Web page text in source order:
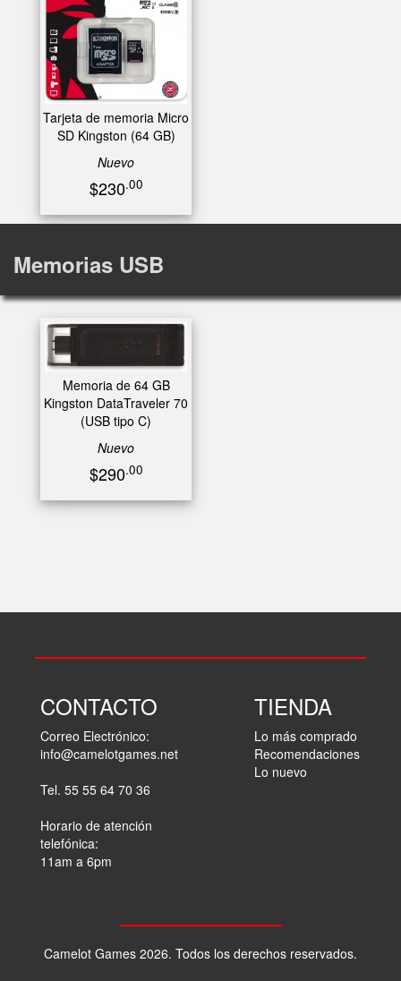
Tarjeta de memoria Micro
SD Kingston (64 GB)
Nuevo
$230.00
Memorias USB
Memoria de 64 GB
Kingston DataTraveler 70
(USB tipo C)
Nuevo
$290.00
CONTACTO
Correo Electrónico:
info@camelotgames.net
Tel. 55 55 64 70 36
Horario de atención
telefónica:
11am a 6pm
TIENDA
Lo más comprado
Recomendaciones
Lo nuevo
Camelot Games 2026. Todos los derechos reservados.